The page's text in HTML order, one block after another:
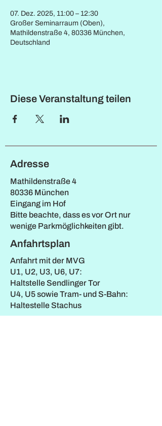
07. Dez. 2025, 11:00 – 12:30
Großer Seminarraum (Oben),
Mathildenstraße 4, 80336 München,
Deutschland
Diese Veranstaltung teilen
Adresse
Mathildenstraße 4
80336 München
Eingang im Hof
Bitte beachte, dass es vor Ort nur
wenige Parkmöglichkeiten gibt.
Anfahrtsplan
Anfahrt mit der MVG
U1, U2, U3, U6, U7:
Haltstelle Sendlinger Tor
U4, U5 sowie Tram- und S-Bahn:
Haltestelle Stachus